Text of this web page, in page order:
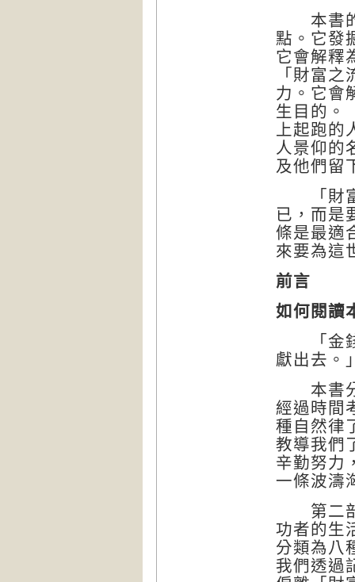
本書的
點。它發
它會解釋
「財富
力。它會
生目的。
上起跑
人景仰的
及他們留
「財富
已，而是
條是最適
來要為這
前言
如何閱讀
「金錢
獻出去。
本書分
經過時間
種自然律
教導我們
辛勤努力
一條波濤
第二部
功者的生
分類為八
我們透過